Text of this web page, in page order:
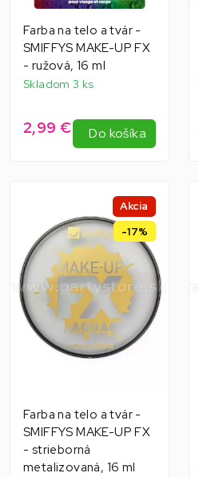
Farba na telo a tvár -
SMIFFYS MAKE-UP FX
- ružová, 16 ml
Skladom 3 ks
2,99 € Do košíka
Akcia
-17%
Farba na telo a tvár -
SMIFFYS MAKE-UP FX
- strieborná
metalizovaná, 16 ml